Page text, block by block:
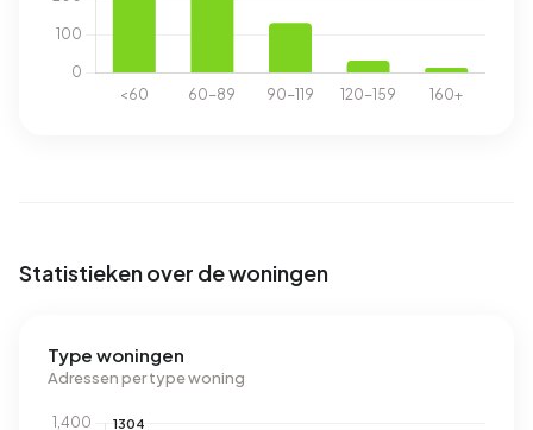
Statistieken over de woningen
Type woningen
Adressen per type woning